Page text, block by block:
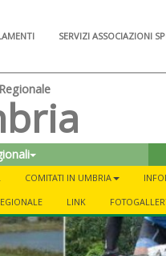
SERVIZI ASSOCIAZIONI
COMITATI IN UMBRIA
LINK